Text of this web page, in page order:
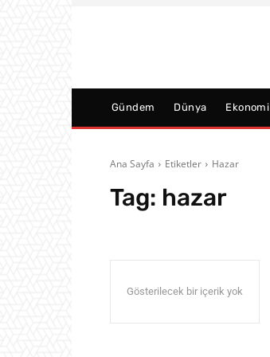
Gündem Dünya Ekonomi
Ana Sayfa Etiketler Hazar
Tag: hazar
Gösterilecek bir içerik yok